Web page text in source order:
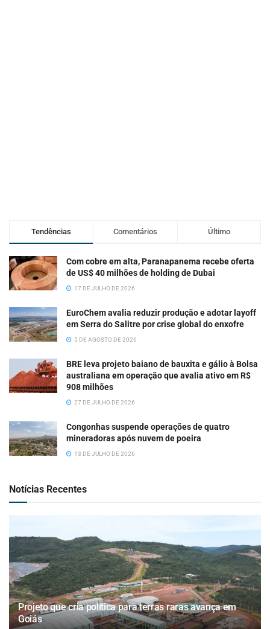
Tendências Comentários Último
Com cobre em alta, Paranapanema recebe oferta
de US$ 40 milhões de holding de Dubai
17 DE JULHO DE 2026
EuroChem avalia reduzir produção e adotar layoff
em Serra do Salitre por crise global do enxofre
5 DE AGOSTO DE 2026
BRE leva projeto baiano de bauxita e gálio à Bolsa
australiana em operação que avalia ativo em R$
908 milhões
27 DE JULHO DE 2026
Congonhas suspende operações de quatro
mineradoras após nuvem de poeira
13 DE JULHO DE 2026
Notícias Recentes
Projeto que cria política para terras raras avança em
Goiás